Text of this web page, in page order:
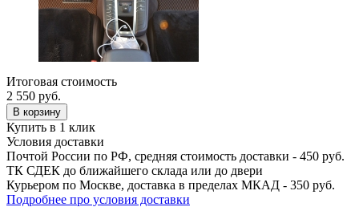
Итоговая стоимость
2 550 руб.
В корзину
Купить в 1 клик
Условия доставки
Почтой России по РФ, средняя стоимость доставки - 450 руб.
ТК СДЕК до ближайшего склада или до двери
Курьером по Москве, доставка в пределах МКАД - 350 руб.
Подробнее про условия доставки